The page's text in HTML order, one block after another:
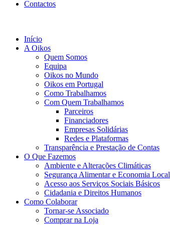
Contactos
Início
A Oikos
Quem Somos
Equipa
Oikos no Mundo
Oikos em Portugal
Como Trabalhamos
Com Quem Trabalhamos
Parceiros
Financiadores
Empresas Solidárias
Redes e Plataformas
Transparência e Prestação de Contas
O Que Fazemos
Ambiente e Alterações Climáticas
Segurança Alimentar e Economia Local
Acesso aos Serviços Sociais Básicos
Cidadania e Direitos Humanos
Como Colaborar
Tornar-se Associado
Comprar na Loja